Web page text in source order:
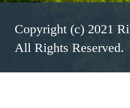
Copyright (c) 2021
All Rights Reserved.